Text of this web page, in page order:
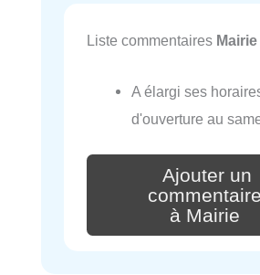
Liste commentaires Mairie
A élargi ses
d'ouverture au
Ajouter un
commentaire
à Mairie